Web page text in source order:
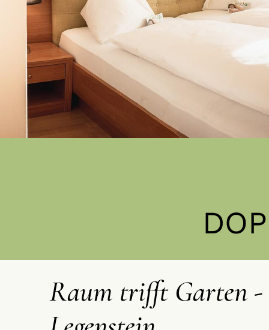
Raum trifft Garten